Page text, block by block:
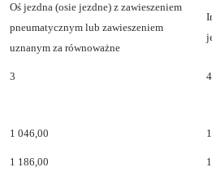
Oś jezdna (osie jezdne) z zawieszeniem
pneumatycznym lub zawieszeniem
uznanym za równoważne
3 4
1 046,00
1 186,00